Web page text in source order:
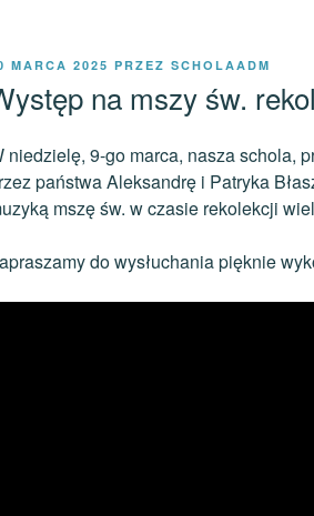
MARCA 2025 PRZEZ SCHOLAADM
na mszy św.
niedzielę, 9-go marca, nasza schola,
państwa Aleksandrę i Patryka
mszę św. w czasie rekolekcji
do wysłuchania pięknie